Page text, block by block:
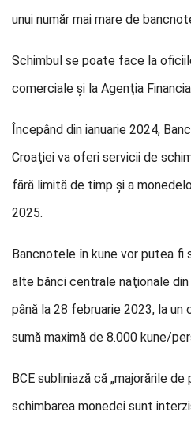
unui număr mai mare de
Schimbul se poate face la
comerciale şi la Agenţia
Începând din ianuarie 2024,
Croaţiei va oferi servicii de
fără limită de timp şi a
2025.
Bancnotele în kune vor putea fi
alte bănci centrale naţionale din
până la 28 februarie 2023, la un
sumă maximă de 8.000 kune/
BCE subliniază că „majorările
schimbarea monedei sunt